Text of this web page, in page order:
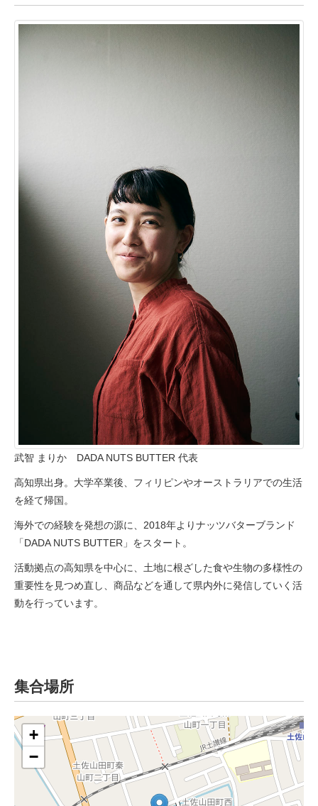
武智 まりか DADA NUTS BUTTER 代表
高知県出身。大学卒業後、フィリピンやオーストラリアでの生活
を経て帰国。
海外での経験を発想の源に、2018年よりナッツバターブランド
「DADA NUTS BUTTER」をスタート。
活動拠点の高知県を中心に、土地に根ざした食や生物の多様性の
重要性を見つめ直し、商品などを通して県内外に発信していく活
動を行っています。
集合場所
+
−